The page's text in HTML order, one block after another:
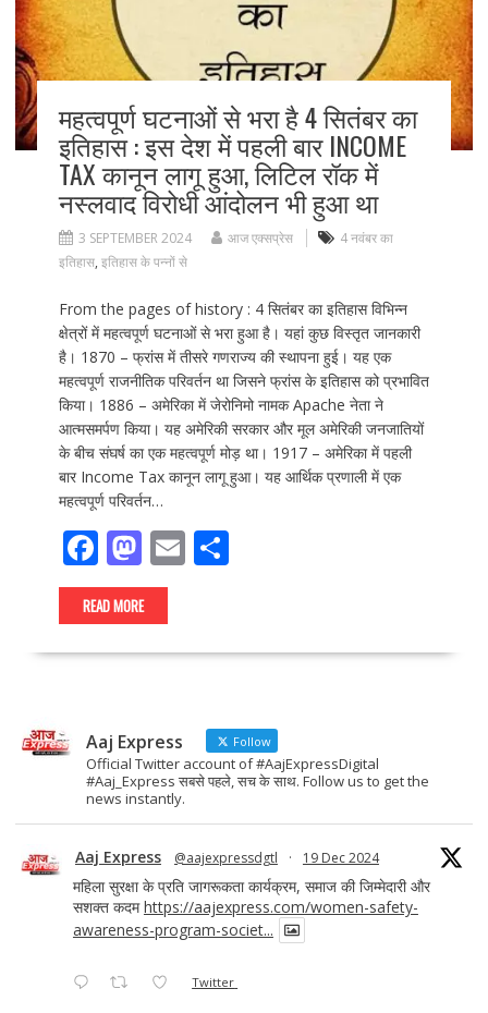
महत्वपूर्ण घटनाओं से भरा है 4 सितंबर का
इतिहास : इस देश में पहली बार INCOME
TAX कानून लागू हुआ, लिटिल रॉक में
नस्लवाद विरोधी आंदोलन भी हुआ था
3 SEPTEMBER 2024 आज एक्सप्रेस
4 नवंबर का
इतिहास, इतिहास के पन्नों से
From the pages of history : 4 सितंबर का इतिहास विभिन्न
क्षेत्रों में महत्वपूर्ण घटनाओं से भरा हुआ है। यहां कुछ विस्तृत जानकारी
है। 1870 – फ्रांस में तीसरे गणराज्य की स्थापना हुई। यह एक
महत्वपूर्ण राजनीतिक परिवर्तन था जिसने फ्रांस के इतिहास को प्रभावित
किया। 1886 – अमेरिका में जेरोनिमो नामक Apache नेता ने
आत्मसमर्पण किया। यह अमेरिकी सरकार और मूल अमेरिकी जनजातियों
के बीच संघर्ष का एक महत्वपूर्ण मोड़ था। 1917 – अमेरिका में पहली
बार Income Tax कानून लागू हुआ। यह आर्थिक प्रणाली में एक
महत्वपूर्ण परिवर्तन…
F
ac
e
b
k
M
as
to
d
E
l
S
e
READ MORE
Aaj Express Follow
Official Twitter account of #AajExpressDigital
#Aaj_Express सबसे पहले, सच के साथ. Follow us to get the
news instantly.
Aaj Express @aajexpressdgtl · 19 Dec 2024
महिला सुरक्षा के प्रति जागरूकता कार्यक्रम, समाज की जिम्मेदारी और
सशक्त कदमhttps://aajexpress.com/women-safety-
awareness-program-societ...
Twitter